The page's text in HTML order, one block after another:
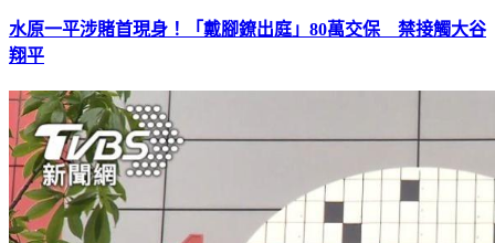
水原一平涉賭首現身！「戴腳鐐出庭」80萬交保 禁接觸大谷
翔平